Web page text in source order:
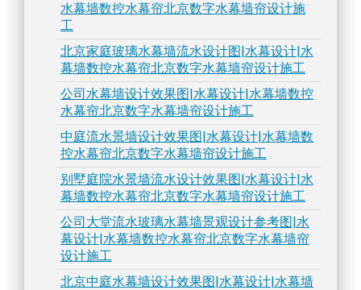
水幕墙数控水幕帘北京数字水幕墙帘设计施
工
北京家庭玻璃水幕墙流水设计图|水幕设计|水
幕墙数控水幕帘北京数字水幕墙帘设计施工
公司水幕墙设计效果图|水幕设计|水幕墙数控
水幕帘北京数字水幕墙帘设计施工
中庭流水景墙设计效果图|水幕设计|水幕墙数
控水幕帘北京数字水幕墙帘设计施工
别墅庭院水景墙流水设计效果图|水幕设计|水
幕墙数控水幕帘北京数字水幕墙帘设计施工
公司大堂流水玻璃水幕墙景观设计参考图|水
幕设计|水幕墙数控水幕帘北京数字水幕墙帘
设计施工
北京中庭水幕墙设计效果图|水幕设计|水幕墙